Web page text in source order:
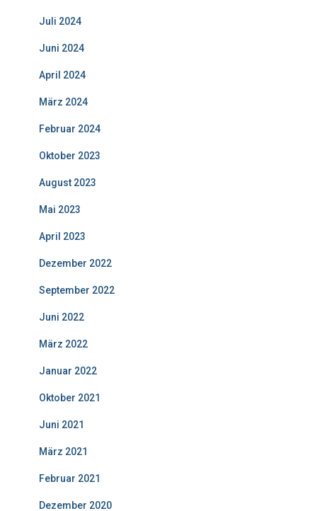
Juli 2024
Juni 2024
April 2024
März 2024
Februar 2024
Oktober 2023
August 2023
Mai 2023
April 2023
Dezember 2022
September 2022
Juni 2022
März 2022
Januar 2022
Oktober 2021
Juni 2021
März 2021
Februar 2021
Dezember 2020